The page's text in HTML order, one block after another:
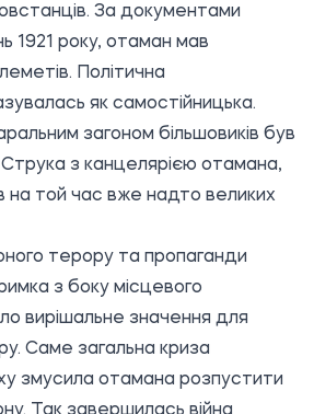
За документами
1921 року, отаман мав
Політична
як самостійницька.
загоном більшовиків був
з канцелярією отамана,
на той час вже надто великих
терору та пропаганди
з боку місцевого
вирішальне значення для
Саме загальна криза
змусила отамана розпустити
Так завершилась війна